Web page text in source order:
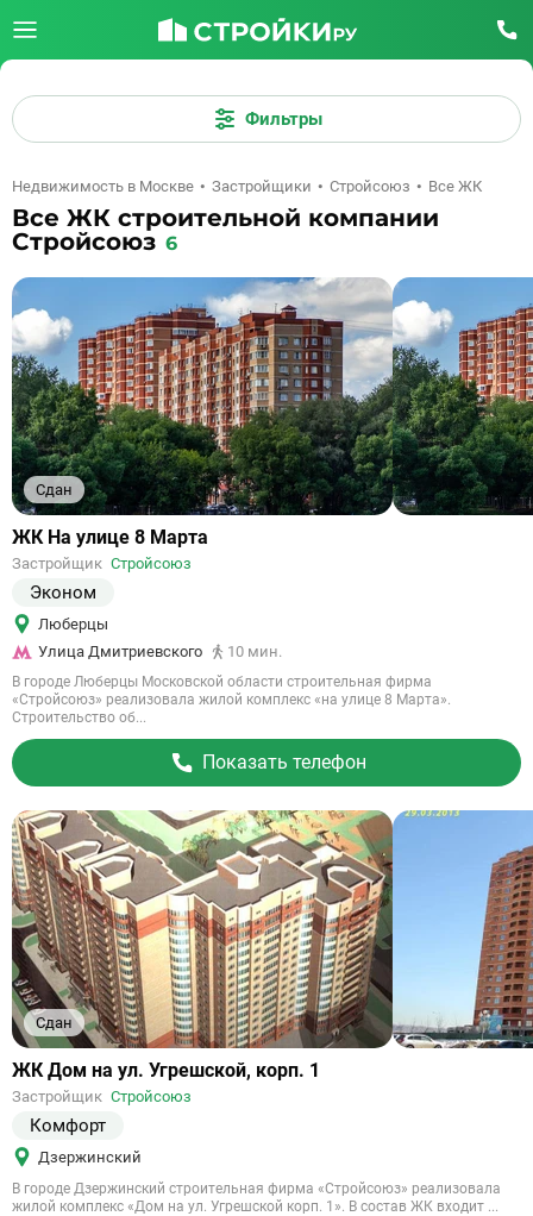
Фильтры
Недвижимость в Москве Застройщики Стройсоюз Все ЖК
Все ЖК строительной компании
Стройсоюз 6
Сдан
Ссылка
объект
ЖК На улице 8 Марта
Застройщик Стройсоюз
Эконом
Люберцы
Улица Дмитриевского
10 мин.
В городе Люберцы Московской области строительная фирма
«Стройсоюз» реализовала жилой комплекс «на улице 8 Марта».
Строительство об...
Показать телефон
Сдан
Ссылка
объект
ЖК Дом на ул. Угрешской, корп. 1
Застройщик Стройсоюз
Комфорт
Дзержинский
В городе Дзержинский строительная фирма «Стройсоюз» реализовала
жилой комплекс «Дом на ул. Угрешской корп. 1». В состав ЖК входит ...